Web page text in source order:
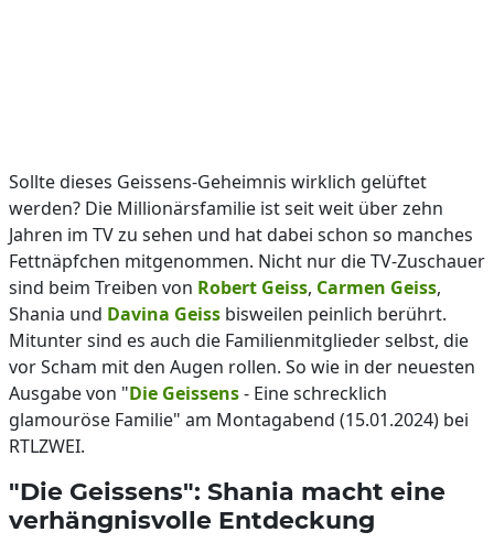
Sollte dieses Geissens-Geheimnis wirklich gelüftet
werden? Die Millionärsfamilie ist seit weit über zehn
Jahren im TV zu sehen und hat dabei schon so manches
Fettnäpfchen mitgenommen. Nicht nur die TV-Zuschauer
sind beim Treiben von Robert Geiss, Carmen Geiss,
Shania und Davina Geiss bisweilen peinlich berührt.
Mitunter sind es auch die Familienmitglieder selbst, die
vor Scham mit den Augen rollen. So wie in der neuesten
Ausgabe von "Die Geissens- Eine schrecklich
glamouröse Familie" am Montagabend (15.01.2024) bei
RTLZWEI.
"Die Geissens": Shania macht eine
verhängnisvolle Entdeckung